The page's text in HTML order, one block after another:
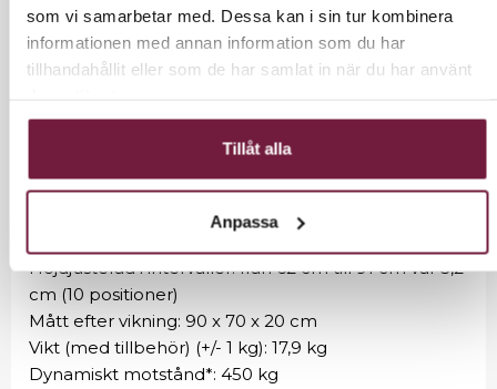
som vi samarbetar med. Dessa kan i sin tur kombinera
informationen med annan information som du har
tillhandahållit eller som de har samlat in när du har använt
Tillåt alla
Anpassa
Ansiktsstöd 2D ERGO
Estetiskt rundade bordshörn
Komfortskum 5 cm
Längd utan ansiktsstöd / med ansiktsstöd: 180cm /
Höjdjusterad i intervaller: från 62 cm till 91 cm var 3,2
cm (10 positioner)
Mått efter vikning: 90 x 70 x 20 cm
Vikt (med tillbehör) (+/- 1 kg): 17,9 kg
Dynamiskt motstånd*: 450 kg